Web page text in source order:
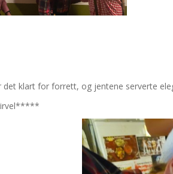
det klart for forrett, og jentene serverte